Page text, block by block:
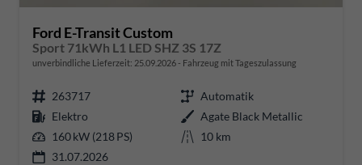
Ford E-Transit Custom
Sport 71kWh L1 LED SHZ 3S 17Z
unverbindliche Lieferzeit: 25.09.2026 Fahrzeug mit Tageszulassung
263717
Automatik
Elektro
Agate Black Metallic
160 kW (218 PS)
10 km
31.07.2026